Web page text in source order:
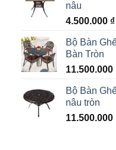
nâu
4.500.000 ₫
Bộ Bàn
Bàn Tròn
11.500.000
Bộ Bàn
nâu tròn
11.500.000